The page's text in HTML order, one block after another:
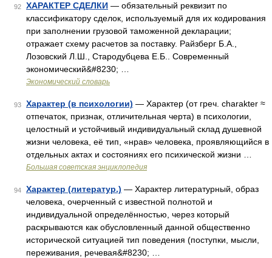
92 ХАРАКТЕР СДЕЛКИ — обязательный реквизит по
классификатору сделок, используемый для их кодирования
при заполнении грузовой таможенной декларации;
отражает схему расчетов за поставку. Райзберг Б.А.,
Лозовский Л.Ш., Стародубцева Е.Б.. Современный
экономический&#8230; …
Экономический словарь
93 Характер (в психологии) — Характер (от греч. charakter ≈
отпечаток, признак, отличительная черта) в психологии,
целостный и устойчивый индивидуальный склад душевной
жизни человека, её тип, «нрав» человека, проявляющийся в
отдельных актах и состояниях его психической жизни …
Большая советская энциклопедия
94 Характер (литератур.) — Характер литературный, образ
человека, очерченный с известной полнотой и
индивидуальной определённостью, через который
раскрываются как обусловленный данной общественно
исторической ситуацией тип поведения (поступки, мысли,
переживания, речевая&#8230; …